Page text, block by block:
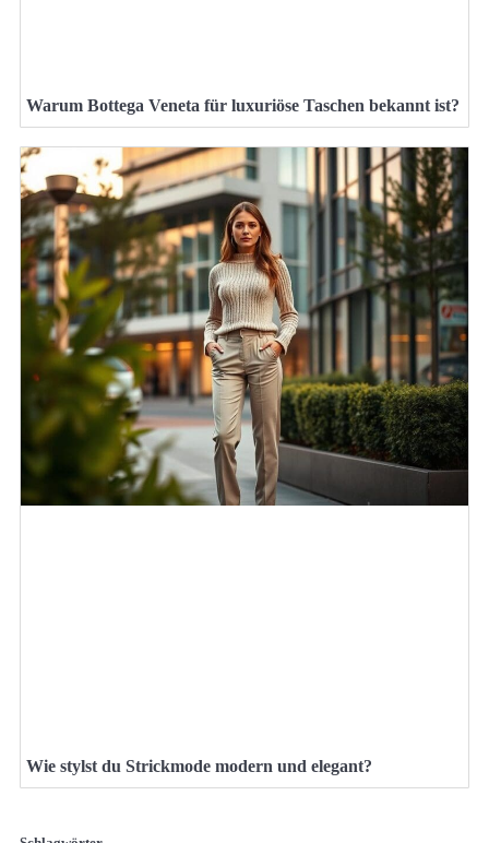
Warum Bottega Veneta für luxuriöse Taschen bekannt ist?
Wie stylst du Strickmode modern und elegant?